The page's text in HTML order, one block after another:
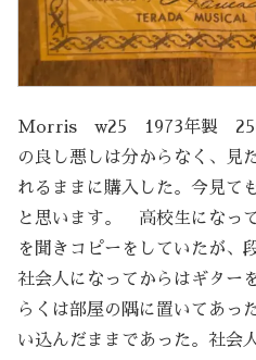
Morris w25 1973年製
の良し悪しは分からなく、見
れるままに購入した。今見て
と思います。 高校生になっ
を聞きコピーをしていたが、
社会人になってからはギター
らくは部屋の隅に置いてあっ
い込んだままであった。社会